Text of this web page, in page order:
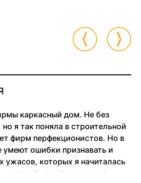
каркасный дом. Не без
я так поняла в строительной
фирм перфекционистов. Но в
ошибки признавать и
ужасов, которых я начиталась
тут не было. Напишу ещё